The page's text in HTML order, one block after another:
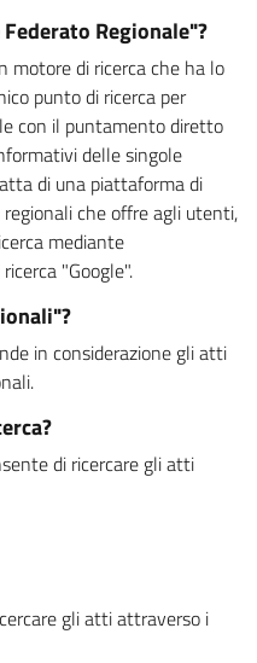
Regionale"?
motore di ricerca che ha lo
punto di ricerca per
con il puntamento diretto
delle singole
di una piattaforma di
che offre agli utenti,
mediante
"Google".
in considerazione gli atti
di ricercare gli atti
gli atti attraverso i